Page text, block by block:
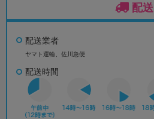
配送
配送業者
ヤマト運輸、佐川急便
配送時間